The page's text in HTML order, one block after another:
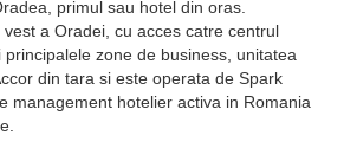
primul sau hotel din oras.
a Oradei, cu acces catre centrul
zone de business, unitatea
din tara si este operata de Spark
management hotelier activa in Romania